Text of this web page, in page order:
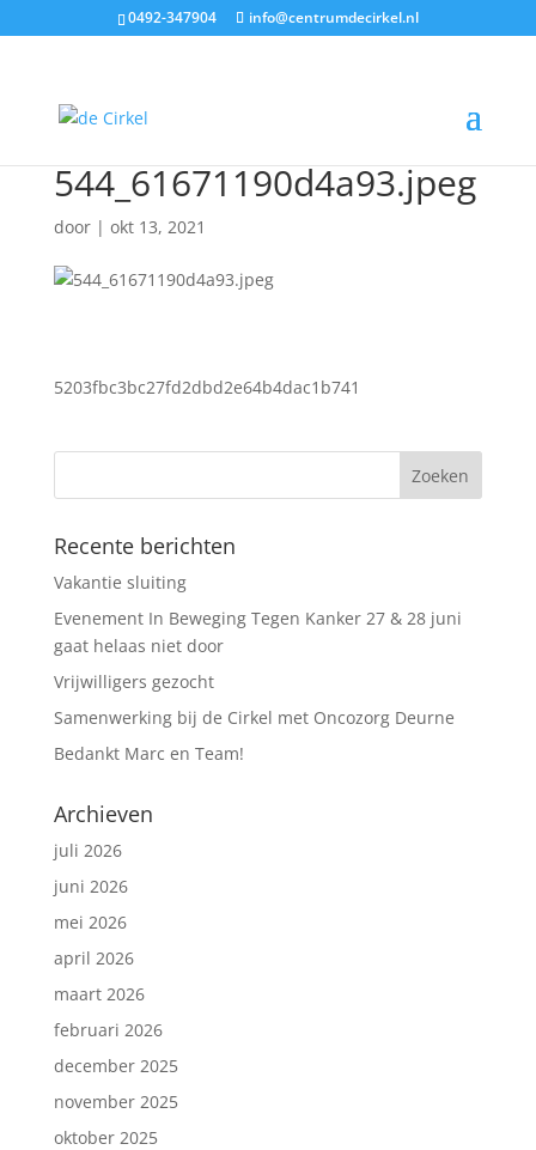
0492-347904 info@centrumdecirkel.nl
544_61671190d4a93.jpeg
door | okt 13, 2021
5203fbc3bc27fd2dbd2e64b4dac1b741
Recente berichten
Vakantie sluiting
Evenement In Beweging Tegen Kanker 27 & 28 juni
gaat helaas niet door
Vrijwilligers gezocht
Samenwerking bij de Cirkel met Oncozorg Deurne
Bedankt Marc en Team!
Archieven
juli 2026
juni 2026
mei 2026
april 2026
maart 2026
februari 2026
december 2025
november 2025
oktober 2025